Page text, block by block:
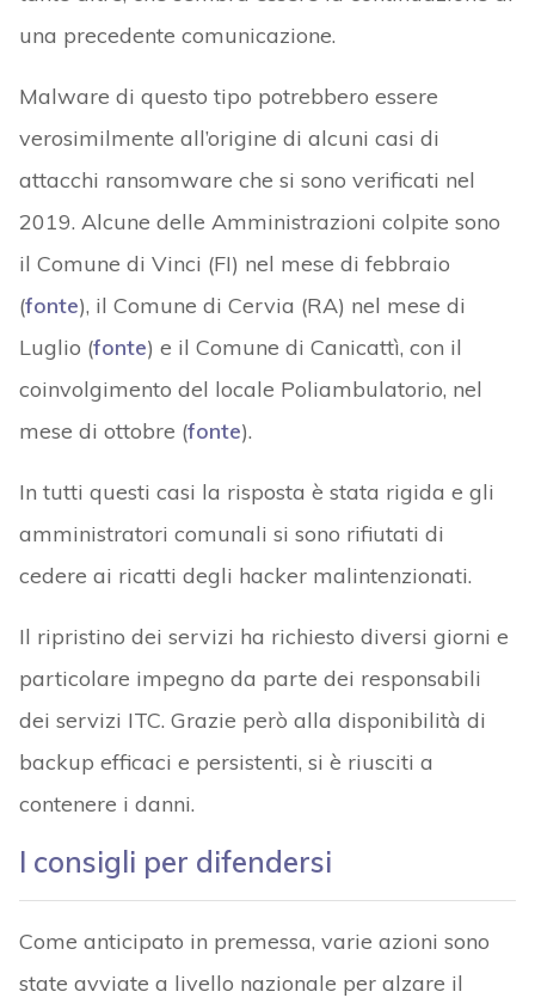
una precedente comunicazione.
Malware di questo tipo potrebbero essere
verosimilmente all’origine di alcuni casi di
attacchi ransomware che si sono verificati nel
2019. Alcune delle Amministrazioni colpite sono
il Comune di Vinci (FI) nel mese di febbraio
(fonte), il Comune di Cervia (RA) nel mese di
Luglio (fonte) e il Comune di Canicattì, con il
coinvolgimento del locale Poliambulatorio, nel
mese di ottobre (fonte).
In tutti questi casi la risposta è stata rigida e gli
amministratori comunali si sono rifiutati di
cedere ai ricatti degli hacker malintenzionati.
Il ripristino dei servizi ha richiesto diversi giorni e
particolare impegno da parte dei responsabili
dei servizi ITC. Grazie però alla disponibilità di
backup efficaci e persistenti, si è riusciti a
contenere i danni.
I consigli per difendersi
Come anticipato in premessa, varie azioni sono
state avviate a livello nazionale per alzare il